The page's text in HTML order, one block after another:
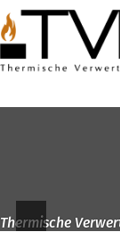
Inhalt anspringen
Zur
Startseite
Thermische